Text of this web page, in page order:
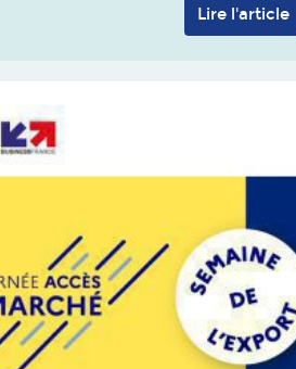
Lire l'article